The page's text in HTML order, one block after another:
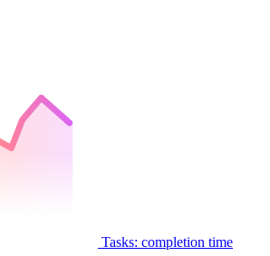
Tasks: completion time